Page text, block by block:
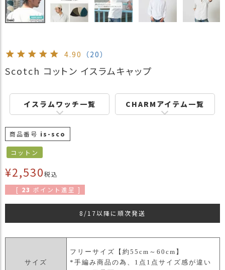
買
い
新
作
ッ
ピ
ン
グ
お
お
Instagram
4.90 （20）
Scotch コットン イスラムキャップ
イスラムワッチ一覧 CHARMアイテム一覧
商品番号 is-sco
コットン
¥2,530税込
[ 23 ポイント進呈 ]
8/17以降に順次発送
サイズ
フリーサイズ【約55cm～60cm】
*手編み商品の為、1点1点サイズ感が違い